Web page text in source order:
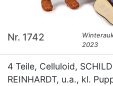
Nr. 1742
2023
4 Teile, Celluloid,
REINHARDT, u.a., kl.